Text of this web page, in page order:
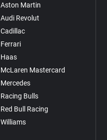
Aston Martin
Audi Revolut
Cadillac
Ferrari
Haas
McLaren Mastercard
Mercedes
Racing Bulls
Red Bull Racing
Williams